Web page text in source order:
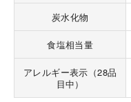
炭水化物
食塩相当量
アレルギー表示（28品
目中）